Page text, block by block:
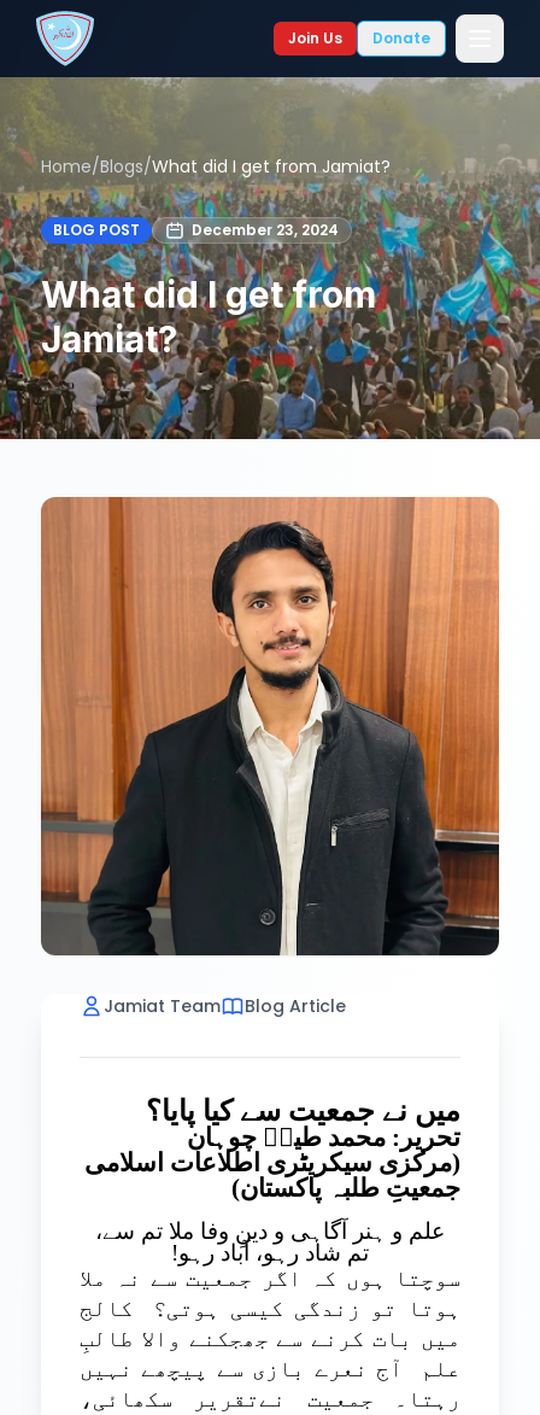
Join Us Donate
Home/Blogs/What did I get from Jamiat?
BLOG POST December 23, 2024
What did I get from
Jamiat?
Jamiat Team Blog Article
میں نے جمعیت سے کیا پایا؟
تحریر: محمد طیبؔ چوہان
(مرکزی سیکریٹری اطلاعات اسلامی
جمعیتِ طلبہ پاکستان)
علم و ہنر آگاہی و دینِ وفا ملا تم سے،
تم شاد رہو، آباد رہو!
سوچتا ہوں کہ اگر جمعیت سے نہ ملا
ہوتا تو زندگی کیسی ہوتی؟
کالج
میں بات کرنے سے جھجکنے والا طالبِ
علم
آج نعرے بازی سے پیچھے نہیں
رہتا۔ جمعیت نےتقریر سکھائی،